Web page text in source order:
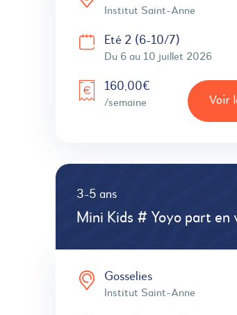
Institut Saint-Anne
Eté 2 (6-10/7)
Du 6 au 10 juillet 2026
160,00€
/semaine Voir
3-5 ans
Gosselies
Institut Saint-Anne